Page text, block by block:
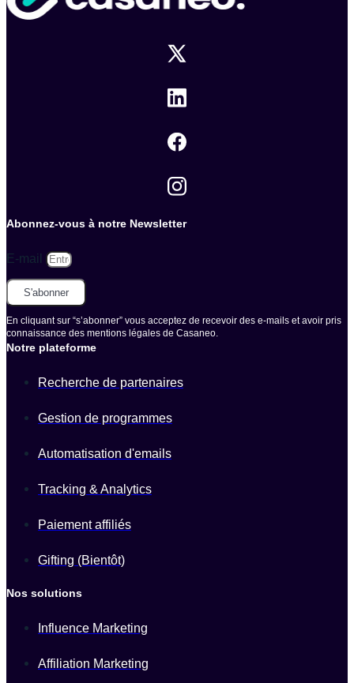
Abonnez-vous à notre Newsletter
E-mail
S'abonner
En cliquant sur “s’abonner” vous acceptez de recevoir des e-mails et avoir pris
connaissance des mentions légales de Casaneo.
Notre plateforme
Recherche de partenaires
Gestion de programmes
Automatisation d'emails
Tracking & Analytics
Paiement affiliés
Gifting (Bientôt)
Nos solutions
Influence Marketing
Affiliation Marketing